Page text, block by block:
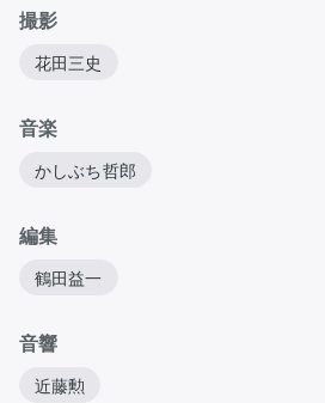
撮影
花田三史
音楽
かしぶち哲郎
編集
鶴田益一
音響
近藤勲